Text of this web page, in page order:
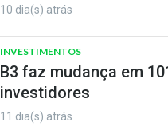
10 dia(s) atrás
INVESTIMENTOS
B3 faz mudança em
investidores
11 dia(s) atrás